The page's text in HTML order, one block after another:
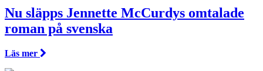
Nu släpps Jennette McCurdys omtalade
roman på svenska
Läs mer